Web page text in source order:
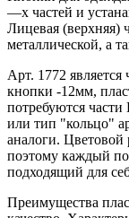
—х частей и
Лицевая (верхняя)
металлической, а
Арт. 1772
кнопки -12мм,
потребуются
или тип "кольцо"
аналоги. Цветовой
поэтому каждый
подходящий для
Преимущества